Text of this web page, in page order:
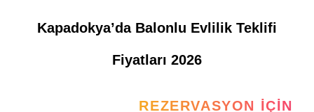
Kapadokya’da Balonlu Evlilik Teklifi
Fiyatları 2026
REZERVASYON İÇIN